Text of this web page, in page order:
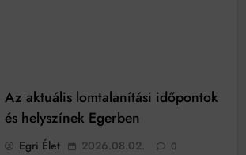
Az aktuális lomtalanítási időpontok
és helyszínek Egerben
Egri Élet 2026.08.02. 0